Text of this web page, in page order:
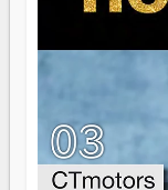
brûle fort — et
direction peut
là que les aînés
gouvernail, mais
ont la force, les
n'est pas un
d'équipage.
Surtout vos
n'importe quel